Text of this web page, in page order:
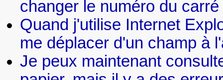
changer le numéro du
Quand j'utilise Internet
me déplacer d'un champ à
Je peux maintenant